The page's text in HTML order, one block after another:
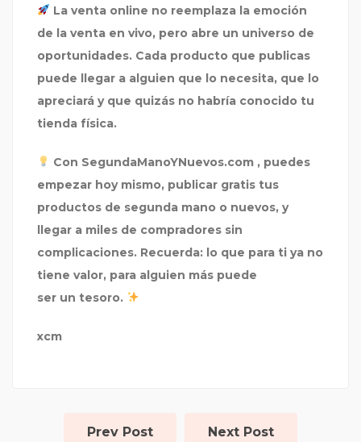
La venta online no reemplaza la emoción
de la venta en vivo, pero abre un universo de
oportunidades. Cada producto que publicas
puede llegar a alguien que lo necesita, que lo
apreciará y que quizás no habría conocido tu
tienda física.
Con SegundaManoYNuevos.com, puedes
empezar hoy mismo, publicar gratis tus
productos de segunda mano o nuevos, y
llegar a miles de compradores sin
complicaciones. Recuerda: lo que para ti ya no
tiene valor, para alguien más puede
ser un tesoro.
xcm
Prev Post Next Post